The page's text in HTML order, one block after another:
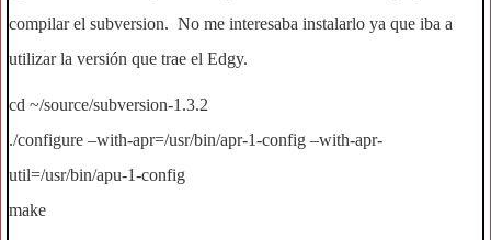
compilar el subversion. No me interesaba instalarlo ya que iba a
utilizar la versión que trae el Edgy.
cd ~/source/subversion-1.3.2
./configure –with-apr=/usr/bin/apr-1-config –with-apr-
util=/usr/bin/apu-1-config
make